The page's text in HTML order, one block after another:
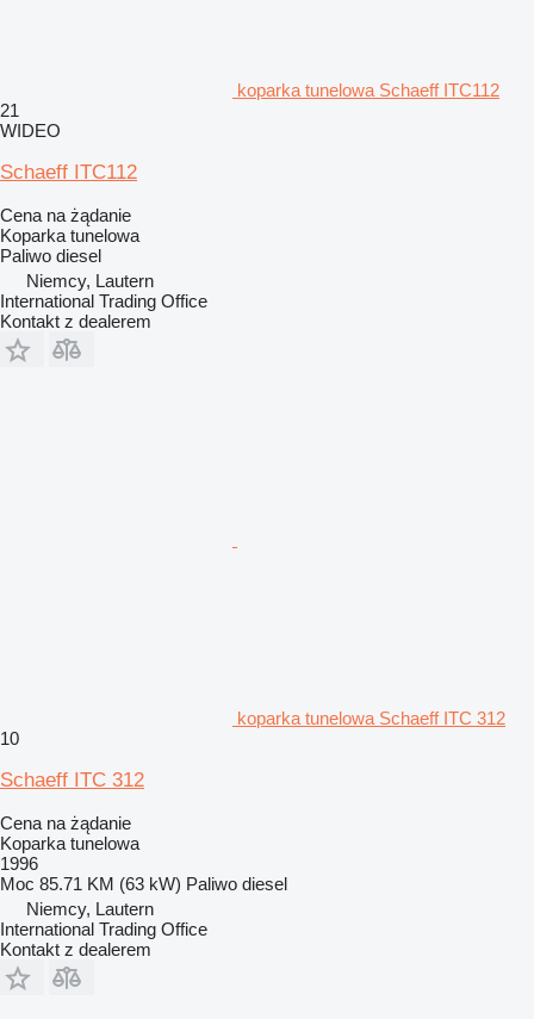
koparka tunelowa Schaeff ITC112
21
WIDEO
Schaeff ITC112
Cena na żądanie
Koparka tunelowa
Paliwo diesel
Niemcy, Lautern
International Trading Office
Kontakt z dealerem
koparka tunelowa Schaeff ITC 312
10
Schaeff ITC 312
Cena na żądanie
Koparka tunelowa
1996
Moc 85.71 KM (63 kW) Paliwo diesel
Niemcy, Lautern
International Trading Office
Kontakt z dealerem